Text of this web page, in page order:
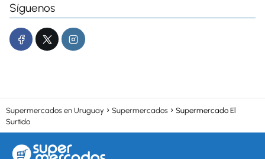
Síguenos
Supermercados en Uruguay Supermercados
Supermercado El
Surtido